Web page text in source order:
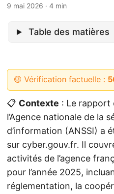
9 mai 2026 · 4 min
Table des matières
🟡 Vérification factuelle :
📋 Contexte : Le rapport
l’Agence nationale de la
d’information (ANSSI) a
sur cyber.gouv.fr. Il
activités de l’agence
pour l’année 2025,
réglementation, la